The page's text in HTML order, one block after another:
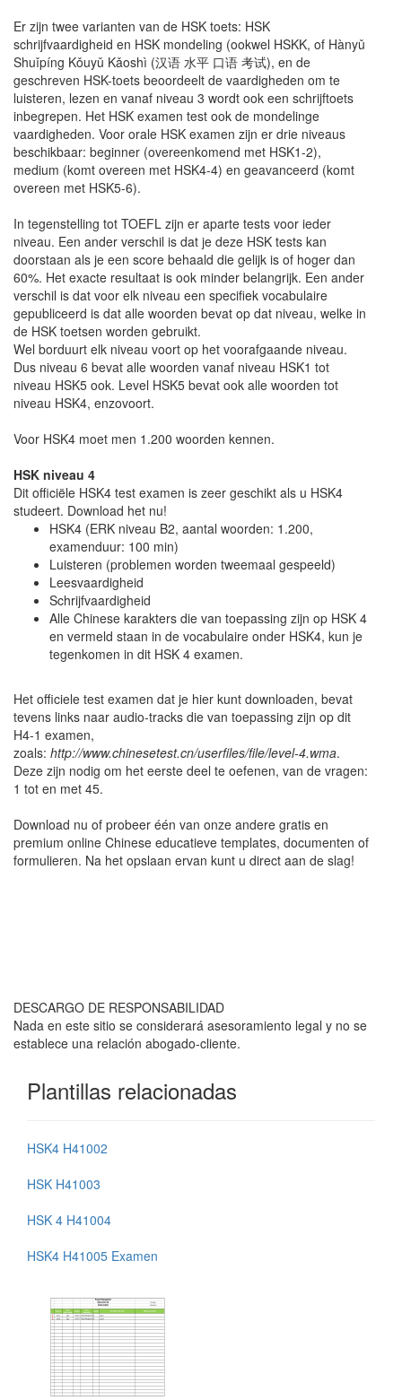
Er zijn twee varianten van de HSK toets: HSK
schrijfvaardigheid en HSK mondeling (ookwel HSKK, of Hànyǔ
Shuǐpíng Kǒuyǔ Kǎoshì (汉语 水平 口语 考试), en de
geschreven HSK-toets beoordeelt de vaardigheden om te
luisteren, lezen en vanaf niveau 3 wordt ook een schrijftoets
inbegrepen. Het HSK examen test ook de mondelinge
vaardigheden. Voor orale HSK examen zijn er drie niveaus
beschikbaar: beginner (overeenkomend met HSK1-2),
medium (komt overeen met HSK4-4) en geavanceerd (komt
overeen met HSK5-6).
In tegenstelling tot TOEFL zijn er aparte tests voor ieder
niveau. Een ander verschil is dat je deze HSK tests kan
doorstaan als je een score behaald die gelijk is of hoger dan
60%. Het exacte resultaat is ook minder belangrijk. Een ander
verschil is dat voor elk niveau een specifiek vocabulaire
gepubliceerd is dat alle woorden bevat op dat niveau, welke in
de HSK toetsen worden gebruikt.
Wel borduurt elk niveau voort op het voorafgaande niveau.
Dus niveau 6 bevat alle woorden vanaf niveau HSK1 tot
niveau HSK5 ook. Level HSK5 bevat ook alle woorden tot
niveau HSK4, enzovoort.
Voor HSK4 moet men 1.200 woorden kennen.
HSK niveau 4
Dit officiële HSK4 test examen is zeer geschikt als u HSK4
studeert. Download het nu!
HSK4 (ERK niveau B2, aantal woorden: 1.200,
examenduur: 100 min)
Luisteren (problemen worden tweemaal gespeeld)
Leesvaardigheid
Schrijfvaardigheid
Alle Chinese karakters die van toepassing zijn op HSK 4
en vermeld staan in de vocabulaire onder HSK4, kun je
tegenkomen in dit HSK 4 examen.
Het officiele test examen dat je hier kunt downloaden, bevat
tevens links naar audio-tracks die van toepassing zijn op dit
H4-1 examen,
zoals: http://www.chinesetest.cn/userfiles/file/level-4.wma.
Deze zijn nodig om het eerste deel te oefenen, van de vragen:
1 tot en met 45.
Download nu of probeer één van onze andere gratis en
premium online Chinese educatieve templates, documenten of
formulieren. Na het opslaan ervan kunt u direct aan de slag!
DESCARGO DE RESPONSABILIDAD
Nada en este sitio se considerará asesoramiento legal y no se
establece una relación abogado-cliente.
Plantillas relacionadas
HSK4 H41002
HSK H41003
HSK 4 H41004
HSK4 H41005 Examen